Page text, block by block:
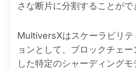
さな断片に分割することがで
MultiversXはスケーラビリテ
ョンとして、ブロックチェ
した特定のシャーディング